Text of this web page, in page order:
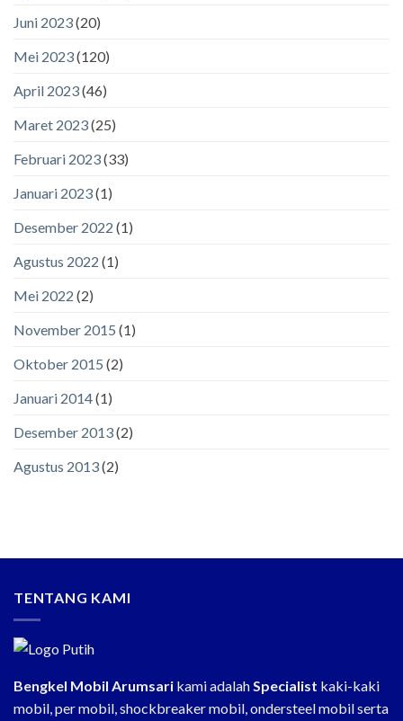
Juni 2023(20)
Mei 2023(120)
April 2023(46)
Maret 2023(25)
Februari 2023(33)
Januari 2023(1)
Desember 2022 (1)
Agustus 2022 (1)
Mei 2022 (2)
November 2015 (1)
Oktober 2015 (2)
Januari 2014(1)
Desember 2013(2)
Agustus 2013(2)
TENTANG KAMI
Bengkel Mobil Arumsari kami adalahSpecialist kaki-kaki
mobil, per mobil, shockbreaker mobil, ondersteel mobil serta